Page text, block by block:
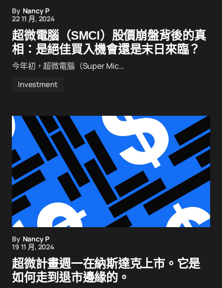
By Nancy P
22 11 月, 2024
超微電腦（SMCI）股價崩盤背後的真
相：是絕佳買入機會還是末日來臨？
今年初，超微電腦（Super Mic…
Investment
By Nancy P
19 11 月, 2024
超微計畫週一在納斯達克上市。它是
如何走到退市邊緣的。